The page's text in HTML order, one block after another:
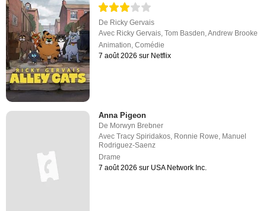
De Ricky Gervais
Avec Ricky Gervais,Tom Basden,Andrew Brooke
Animation,Comédie
7 août 2026 sur Netflix
Anna Pigeon
De Morwyn Brebner
AvecTracy Spiridakos, Ronnie Rowe, Manuel
Rodriguez-Saenz
Drame
7 août 2026 sur USA Network Inc.